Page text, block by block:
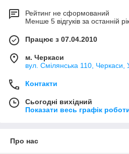
Рейтинг не сформований
Менше 5 відгуків за останній
Працює з 07.04.2010
м. Черкаси
вул. Смілянська 110, Черкаси,
Контакти
Сьогодні вихідний
Показати весь графік
Про нас